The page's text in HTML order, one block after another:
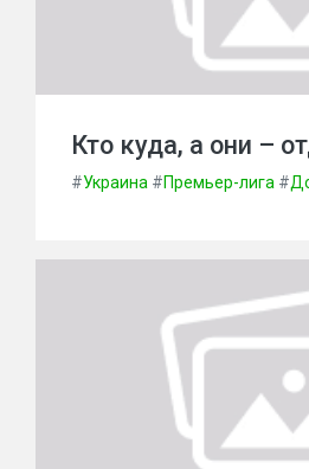
Кто куда, а они –
#Украина #Премьер-лига #